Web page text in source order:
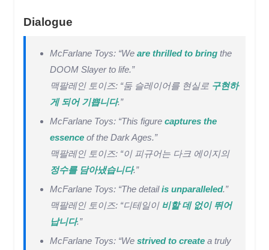
Dialogue
McFarlane Toys: “We are thrilled to bring the
DOOM Slayer to life.”
맥팔레인 토이즈: “둠 슬레이어를 현실로 구현하
게 되어 기쁩니다.”
McFarlane Toys: “This figure captures the
essence of the Dark Ages.”
맥팔레인 토이즈: “이 피규어는 다크 에이지의
정수를 담아냈습니다.”
McFarlane Toys: “The detailis unparalleled.”
맥팔레인 토이즈: “디테일이 비할 데 없이 뛰어
납니다.”
McFarlane Toys: “We strived to create a truly